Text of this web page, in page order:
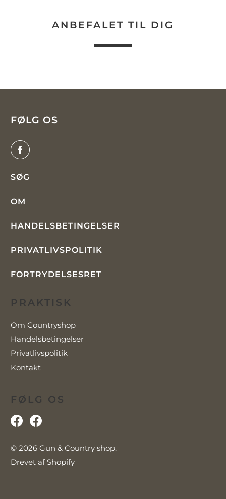
ANBEFALET TIL DIG
FØLG OS
SØG
OM
HANDELSBETINGELSER
PRIVATLIVSPOLITIK
FORTRYDELSESRET
PRAKTISK
Om Countryshop
Handelsbetingelser
Privatlivspolitik
Kontakt
FØLG OS
© 2026Gun & Country shop.
Drevet af Shopify